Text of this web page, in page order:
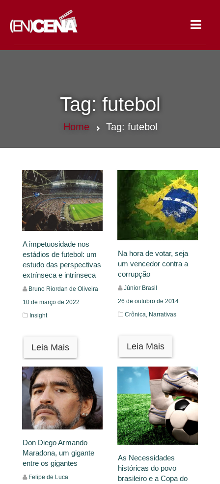
Tag: futebol
Home Tag: futebol
A impetuosidade nos
estádios de futebol: um
estudo das perspectivas
extrínseca e intrínseca
Bruno Riordan de Oliveira
10 de março de 2022
Insight
Leia Mais
Na hora de votar, seja
um vencedor contra a
corrupção
Júnior Brasil
26 de outubro de 2014
Crônica, Narrativas
Leia Mais
Don Diego Armando
Maradona, um gigante
entre os gigantes
Felipe de Luca
As Necessidades
históricas do povo
brasileiro e a Copa do